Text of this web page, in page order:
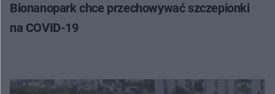
Bionanopark chce przechowywać szczepionki
na COVID-19